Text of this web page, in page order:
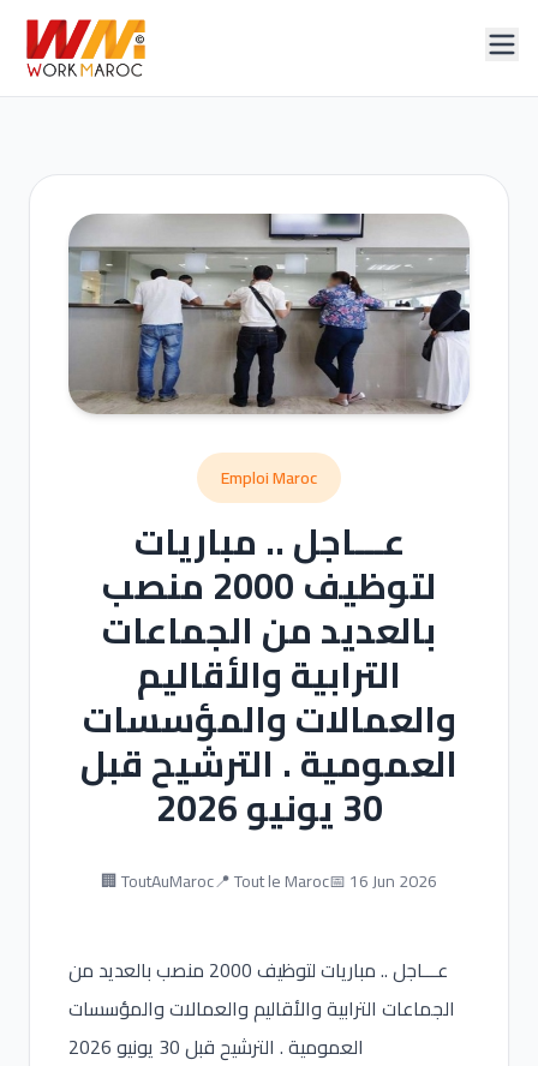
Emploi Maroc
عـــاجل .. مباريات
لتوظيف 2000 منصب
بالعديد من الجماعات
الترابية والأقاليم
والعمالات والمؤسسات
العمومية . الترشيح قبل
30 يونيو 2026
🏢 ToutAuMaroc📍 Tout le Maroc📅 16 Jun 2026
عـــاجل .. مباريات لتوظيف 2000 منصب بالعديد من
الجماعات الترابية والأقاليم والعمالات والمؤسسات
العمومية . الترشيح قبل 30 يونيو 2026